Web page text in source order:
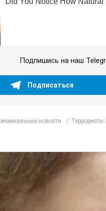
Подпишись на наш
Подписаться
новости Террористы